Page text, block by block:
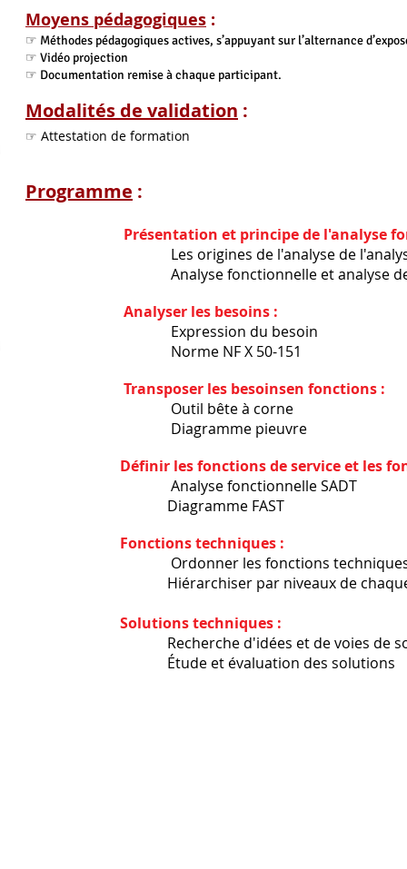
Moyens pédagogiques :
☞ Méthodes pédagogiques actives, s’appuyant sur l’alternance
☞ Vidéo projection
☞ Documentation remise à chaque participant.
Modalités de validation :
☞ Attestation de formation
Programme :
Présentation et principe de l'analyse
Les origines de l'analyse de l'analyse
Analyse fonctionnelle et analyse de
Analyser les besoins :
Expression du besoin
Norme NF X 50-151
Transposer les besoinsen fonctions :
​ Outil bête à corne
​ Diagramme pieuvre
Définir les fonctions de service et les
​ Analyse fonctionnelle SADT
Diagramme FAST
Fonctions techniques :
Ordonner les fonctions
Hiérarchiser par niveaux de chaque
Solutions techniques :
Recherche d'idées et de voies de
​ Étude et évaluation des solutions